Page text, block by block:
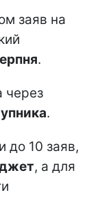
заяв на
.
через
.
до 10 заяв,
, а для